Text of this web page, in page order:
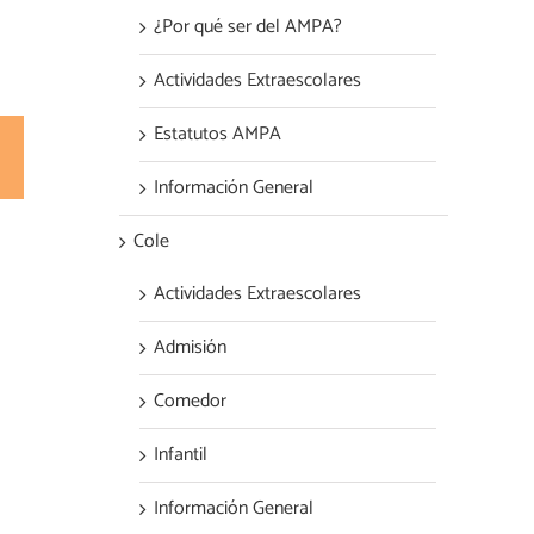
Correo
¿Por qué ser del AMPA?
Actividades Extraescolares
Estatutos AMPA
Información General
Cole
Actividades Extraescolares
Admisión
Comedor
Infantil
Información General